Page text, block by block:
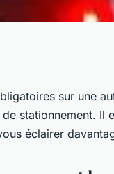
feux de
de
sur une
stationnement.
éclairer